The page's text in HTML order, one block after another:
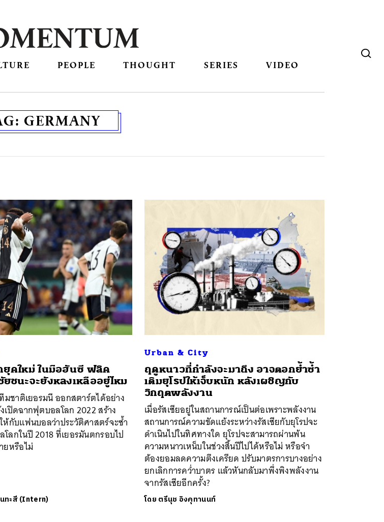
PEOPLE THOUGHT SERIES VIDEO
GERMANY
ยุคใหม่ ในมือฮันซี ฟลิค
ยชนะจะยังหลงเหลืออยู่ไหม
มชาติเยอรมนี ออกสตาร์ตได้อย่าง
ปิดฉากฟุตบอลโลก 2022 สร้าง
ห้กับแฟนบอลว่าประวัติศาสตร์จะซ้ำ
ลกในปี 2018 ที่เยอรมันตกรอบไป
ยหรือไม่
ทะสี (Intern)
Urban & City
ฤดูหนาวที่กำลังจะมาถึง อาจตอกย้ำซ้ำ
เติมยุโรปให้เจ็บหนัก หลังเผชิญกับ
วิกฤตพลังงาน
เมื่อรัสเซียอยู่ในสถานการณ์เป็นต่อเพราะพลังงาน
สถานการณ์ความขัดแย้งระหว่างรัสเซียกับยุโรปจะ
ดำเนินไปในทิศทางใด ยุโรปจะสามารถผ่านพ้น
ความหนาวเหน็บในช่วงสิ้นปีไปได้หรือไม่ หรือจำ
ต้องยอมลดความตึงเครียด ปรับมาตรการบางอย่าง
ยกเลิกการคว่ำบาตร แล้วหันกลับมาพึ่งพิงพลังงาน
จากรัสเซียอีกครั้ง?
โดย ตรีนุช อิงคุทานนท์